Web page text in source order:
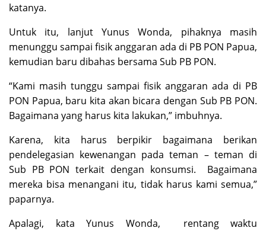
katanya.
Untuk itu, lanjut Yunus Wonda, pihaknya masih
menunggu sampai fisik anggaran ada di PB PON Papua,
kemudian baru dibahas bersama Sub PB PON.
“Kami masih tunggu sampai fisik anggaran ada di PB
PON Papua, baru kita akan bicara dengan Sub PB PON.
Bagaimana yang harus kita lakukan,” imbuhnya.
Karena, kita harus berpikir bagaimana berikan
pendelegasian kewenangan pada teman – teman di
Sub PB PON terkait dengan konsumsi. Bagaimana
mereka bisa menangani itu, tidak harus kami semua,”
paparnya.
Apalagi, kata Yunus Wonda, rentang waktu